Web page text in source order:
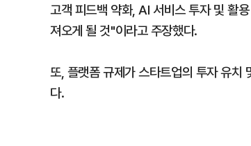
고객 피드백 약화, AI 서비스 투자 및 활
져오게 될 것"이라고 주장했다.
또, 플랫폼 규제가 스타트업의 투자 유치
다.